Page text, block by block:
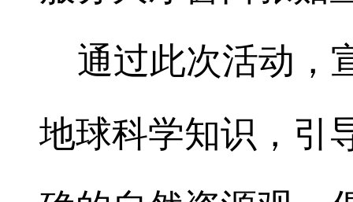
通过此次活动，
地球科学知识，引